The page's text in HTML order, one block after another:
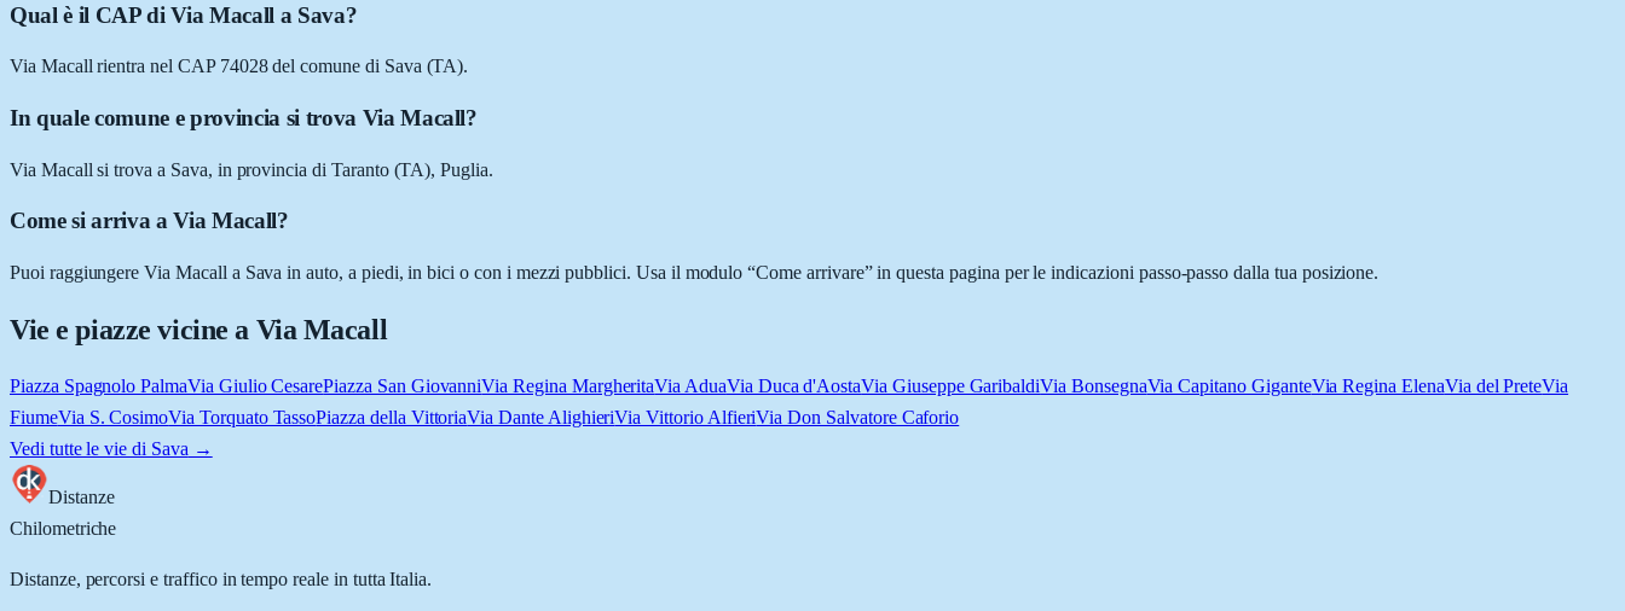
Qual è il CAP di Via Macall a Sava?
Via Macall rientra nel CAP 74028 del comune di Sava (TA).
In quale comune e provincia si trova Via Macall?
Via Macall si trova a Sava, in provincia di Taranto (TA), Puglia.
Come si arriva a Via Macall?
Puoi raggiungere Via Macall a Sava in auto, a piedi, in bici o con i mezzi pubblici. Usa il modulo “Come arrivare” in questa pagina per le indicazioni passo-passo dalla tua posizione.
Vie e piazze vicine a Via Macall
Piazza Spagnolo PalmaVia Giulio CesarePiazza San GiovanniVia Regina MargheritaVia AduaVia Duca d'AostaVia Giuseppe GaribaldiVia BonsegnaVia Capitano GiganteVia Regina ElenaVia del PreteVia
FiumeVia S. CosimoVia Torquato TassoPiazza della VittoriaVia Dante AlighieriVia Vittorio AlfieriVia Don Salvatore Caforio
Vedi tutte le vie di Sava →
Distanze
Chilometriche
Distanze, percorsi e traffico in tempo reale in tutta Italia.